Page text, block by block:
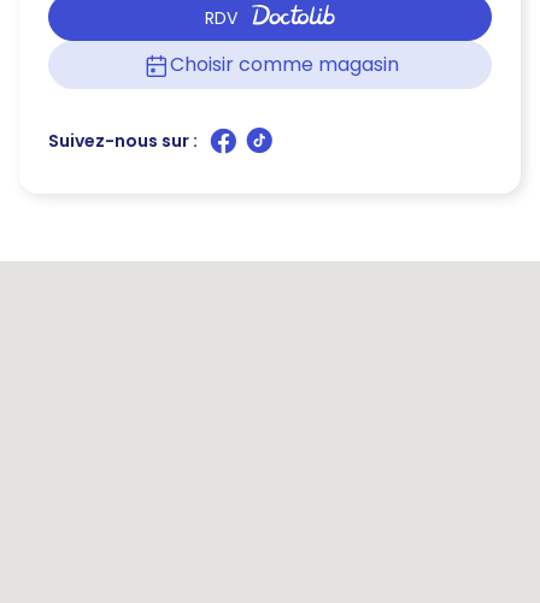
RDV
Choisir comme magasin
Suivez-nous sur :